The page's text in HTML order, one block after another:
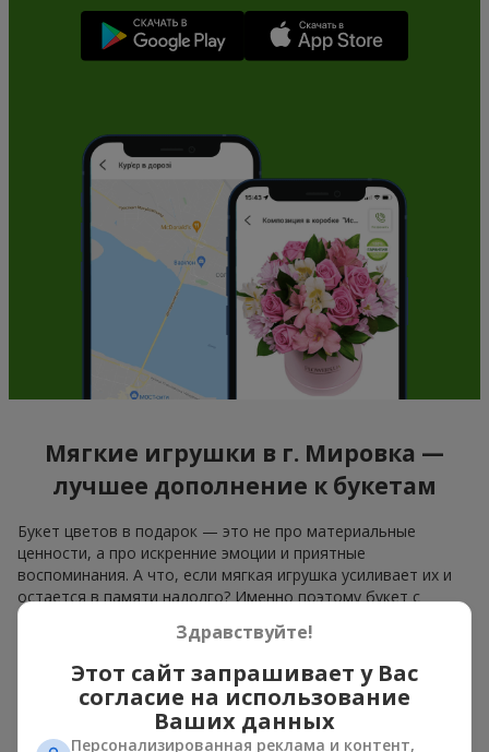
Мягкие игрушки в г. Мировка —
лучшее дополнение к букетам
Букет цветов в подарок — это не про материальные
ценности, а про искренние эмоции и приятные
воспоминания. А что, если мягкая игрушка усиливает их и
остается в памяти надолго? Именно поэтому букет с
игрушкой стал одним из самых популярных вариантов
подарка — простого, искреннего и очень теплого. Когда к
цветам добавляется плюшевый мишка, зайчик или другой
персонаж, подарок «букет с игрушкой» оставляет больше
воспоминаний.
Букет с игрушкой подходит как длядевочек младшего
Здравствуйте!
Этот сайт запрашивает у Вас
согласие на использование
Ваших данных
Персонализированная реклама и контент,